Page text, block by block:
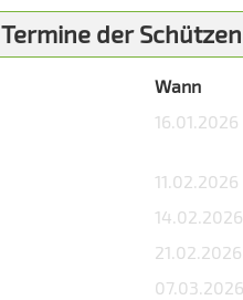
Termine der Schützen
Wann
16.01.2026
11.02.2026
14.02.2026
21.02.2026
07.03.2026